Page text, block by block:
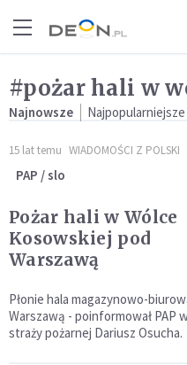
#pożar hali w
Najnowsze Najpopularniejsze
15 lat temu WIADOMOŚCI Z POLSKI
PAP / slo
Pożar hali w Wólce
Kosowskiej pod
Warszawą
Płonie hala magazynowo-
Warszawą - poinformował PAP
straży pożarnej Dariusz Osucha.